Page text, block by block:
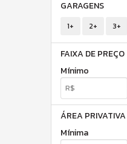
GARAGENS
1+ 2+ 3+
FAIXA DE PREÇO
Mínimo
ÁREA PRIVATIVA
Mínima